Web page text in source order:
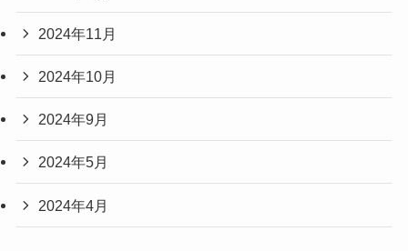
2024年11月
2024年10月
2024年9月
2024年5月
2024年4月